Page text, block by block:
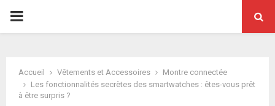
PRIMARY
Accueil Vêtements et Accessoires
Montre connectée
Les fonctionnalités secrètes des smartwatches : êtes-vous prêt
à être surpris ?